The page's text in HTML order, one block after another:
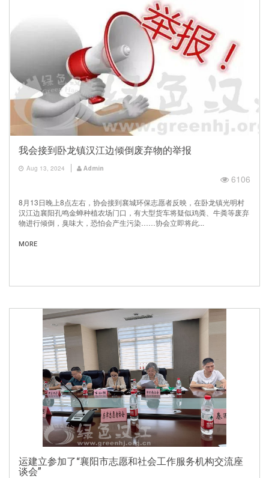
我会接到卧龙镇汉江边倾倒废弃物的举报
Aug 13, 2024 Admin
6106
8月13日晚上8点左右，协会接到襄城环保志愿者反映，在卧龙镇光明村
汉江边襄阳孔鸣金蝉种植农场门口，有大型货车将疑似鸡粪、牛粪等废弃
物进行倾倒，臭味大，恐怕会产生污染……协会立即将此...
MORE
运建立参加了“襄阳市志愿和社会工作服务机构交流座
谈会”